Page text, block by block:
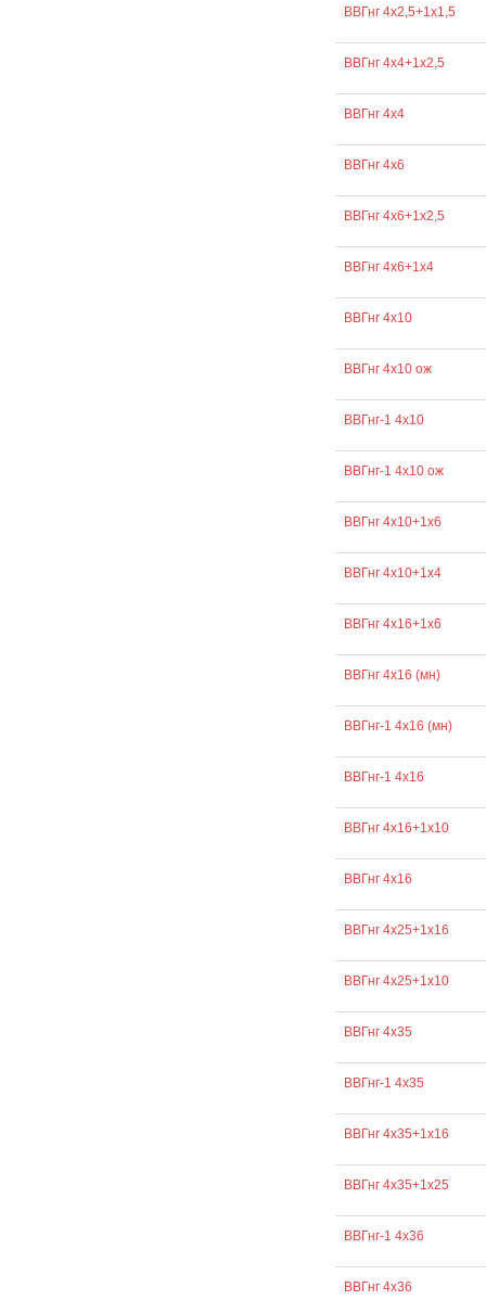
ВВГнг 4х2,5+1х1,5
ВВГнг 4х4+1х2,5
ВВГнг 4х4
ВВГнг 4х6
ВВГнг 4х6+1х2,5
ВВГнг 4х6+1х4
ВВГнг 4х10
ВВГнг 4х10 ож
ВВГнг-1 4х10
ВВГнг-1 4х10 ож
ВВГнг 4х10+1х6
ВВГнг 4х10+1х4
ВВГнг 4х16+1х6
ВВГнг 4х16 (мн)
ВВГнг-1 4х16 (мн)
ВВГнг-1 4х16
ВВГнг 4х16+1х10
ВВГнг 4х16
ВВГнг 4х25+1х16
ВВГнг 4х25+1х10
ВВГнг 4х35
ВВГнг-1 4х35
ВВГнг 4х35+1х16
ВВГнг 4х35+1х25
ВВГнг-1 4х36
ВВГнг 4х36